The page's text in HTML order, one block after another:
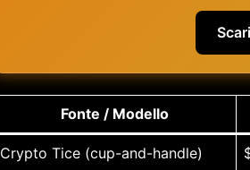
Fonte / Modello
Crypto Tice (cup-and-handle)